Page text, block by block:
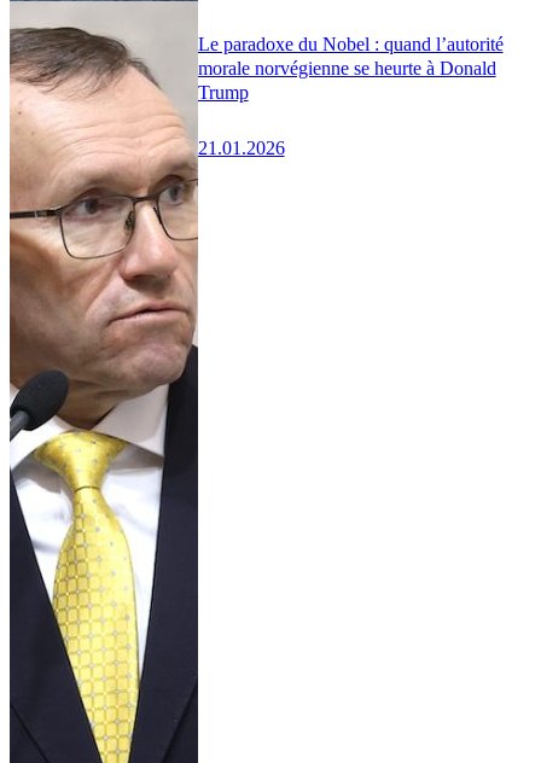
Le paradoxe du Nobel : quand l’autorité
morale norvégienne se heurte à Donald
Trump
21.01.2026